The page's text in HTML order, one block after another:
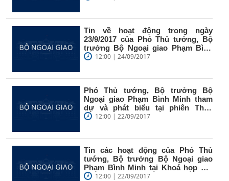
Tin về hoạt động trong ngày
23/9/2017 của Phó Thủ tướng, Bộ
trưởng Bộ Ngoại giao Phạm Bình
Minh...12:00 | 24/09/2017
Phó Thủ tướng, Bộ trưởng Bộ
Ngoại giao Phạm Bình Minh tham
dự và phát biểu tại phiên Thảo
luận...12:00 | 22/09/2017
Tin các hoạt động của Phó Thủ
tướng, Bộ trưởng Bộ Ngoại giao
Phạm Bình Minh tại Khoá họp Đại
hội...12:00 | 22/09/2017